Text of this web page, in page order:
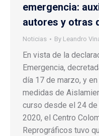
emergencia:
autores y otras
Noticias By Leandro
En vista de la
Emergencia,
día 17 de marzo, y
medidas de
curso desde el 24
2020, el Centro
Reprográficos tuvo